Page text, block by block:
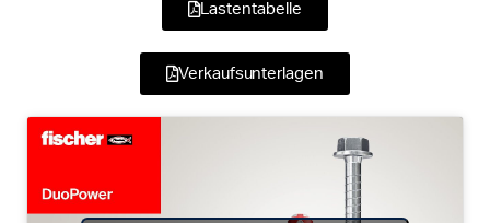
Lastentabelle
Verkaufsunterlagen